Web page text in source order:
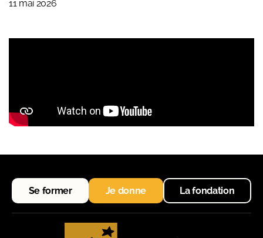
11 mai 2026
Se former Je donne La fondation